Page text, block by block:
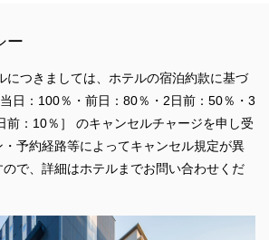
ー
につきましては、ホテルの宿泊約款に基づ
日：100％・前日：80％・2日前：50％・3
前：10％］ のキャンセルチャージを申し受
予約経路等によってキャンセル規定が異
で、詳細はホテルまでお問い合わせくだ